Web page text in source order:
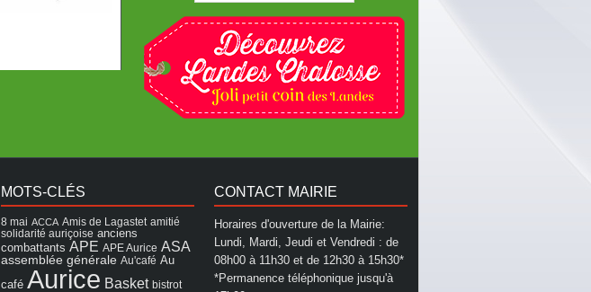
MOTS-CLÉS
8 mai ACCA Amis de Lagastet amitié
solidarité auriçoise anciens
combattants APE APE Aurice ASA
assemblée générale Au'café Au
café Aurice Basket bistrot
CONTACT MAIRIE
Horaires d'ouverture de la Mairie:
Lundi, Mardi, Jeudi et Vendredi : de
08h00 à 11h30 et de 12h30 à 15h30*
*Permanence téléphonique jusqu'à